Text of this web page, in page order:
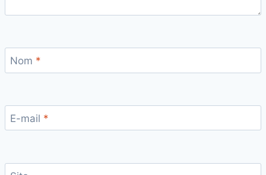
Nom *
E-mail *